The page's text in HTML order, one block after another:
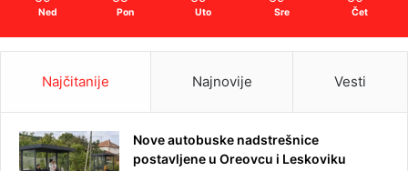
Ned Pon Uto Sre Čet
Najčitanije Najnovije Vesti
Nove autobuske nadstrešnice
postavljene u Oreovcu i Leskoviku